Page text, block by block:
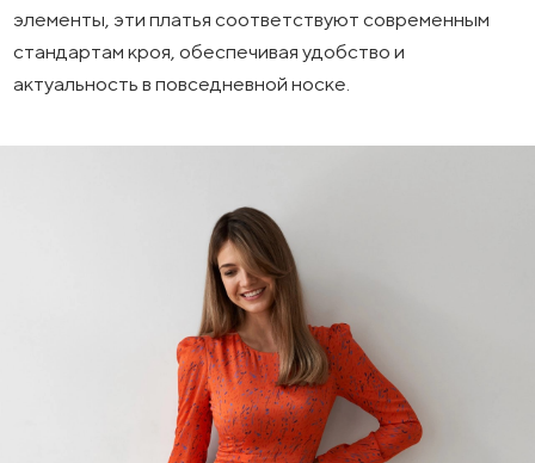
элементы, эти платья соответствуют современным
стандартам кроя, обеспечивая удобство и
актуальность в повседневной носке.